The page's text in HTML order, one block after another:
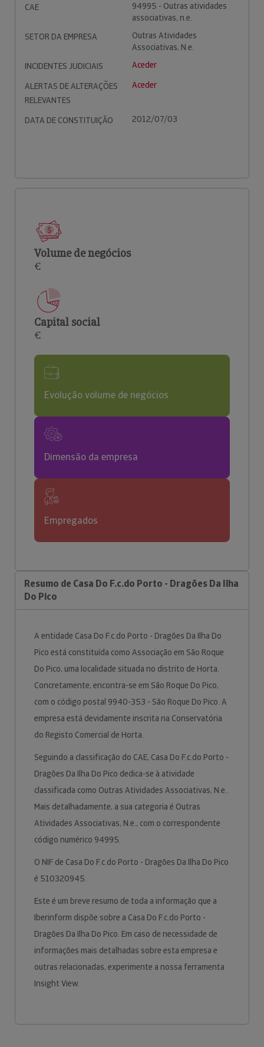
CAE
94995 - Outras atividades
associativas, n.e.
SETOR DA EMPRESA
Outras Atividades
Associativas, N.e.
INCIDENTES JUDICIAIS
Aceder
ALERTAS DE ALTERAÇÕES
RELEVANTES
Aceder
DATA DE CONSTITUIÇÃO 2012/07/03
Volume de negócios
€
Capital social
€
Evolução volume de negócios
Dimensão da empresa
Empregados
Resumo de Casa Do F.c.do Porto - Dragões Da Ilha
Do Pico
A entidade Casa Do F.c.do Porto - Dragões Da Ilha Do
Pico está constituída como Associação em São Roque
Do Pico, uma localidade situada no distrito de Horta.
Concretamente, encontra-se em São Roque Do Pico,
com o código postal 9940-353 - São Roque Do Pico. A
empresa está devidamente inscrita na Conservatória
do Registo Comercial de Horta.
Seguindo a classificação do CAE, Casa Do F.c.do Porto -
Dragões Da Ilha Do Pico dedica-se à atividade
classificada como Outras Atividades Associativas, N.e..
Mais detalhadamente, a sua categoria é Outras
Atividades Associativas, N.e., com o correspondente
código numérico 94995.
O NIF de Casa Do F.c.do Porto - Dragões Da Ilha Do Pico
é 510320945.
Este é um breve resumo de toda a informação que a
Iberinform dispõe sobre a Casa Do F.c.do Porto -
Dragões Da Ilha Do Pico. Em caso de necessidade de
informações mais detalhadas sobre esta empresa e
outras relacionadas, experimente a nossa ferramenta
Insight View.